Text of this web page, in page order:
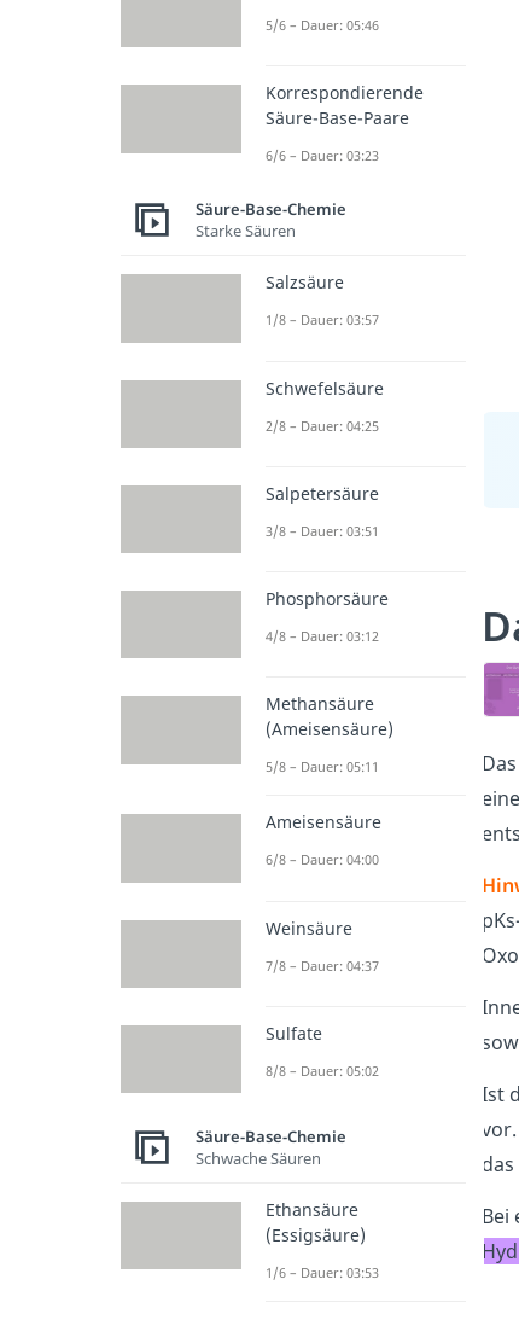
Das
Ist
Bei
5/6 – Dauer: 05:46
Korrespondierende
Säure-Base-Paare
6/6 – Dauer: 03:23
Säure-Base-Chemie
Starke Säuren
Salzsäure
1/8 – Dauer: 03:57
Schwefelsäure
2/8 – Dauer: 04:25
Salpetersäure
3/8 – Dauer: 03:51
Phosphorsäure
4/8 – Dauer: 03:12
Methansäure
(Ameisensäure)
5/8 – Dauer: 05:11
Ameisensäure
6/8 – Dauer: 04:00
Weinsäure
7/8 – Dauer: 04:37
Sulfate
8/8 – Dauer: 05:02
Säure-Base-Chemie
Schwache Säuren
Ethansäure
(Essigsäure)
1/6 – Dauer: 03:53